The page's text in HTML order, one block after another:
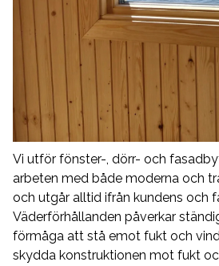
Vi utför fönster-, dörr- och
arbeten med både moderna och
och utgår alltid ifrån kundens och
Väderförhållanden påverkar
förmåga att stå emot fukt och
skydda konstruktionen mot fukt